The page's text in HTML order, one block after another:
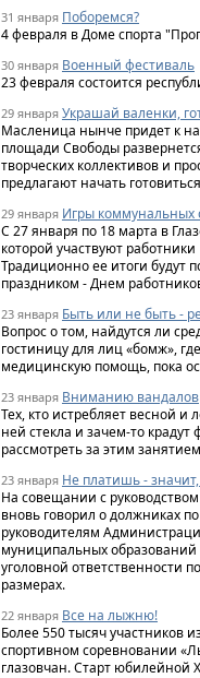
31 января Поборемся?
4 февраля в Доме спорта
30 января Военный фестиваль
23 февраля состоится
29 января Украшай валенки,
Масленица нынче придет к
площади Свободы
творческих коллективов и
предлагают начать
29 января Игры коммунальных
С 27 января по 18 марта в
которой участвуют
Традиционно ее итоги будут
праздником - Днем
23 января Быть или не быть -
Вопрос о том, найдутся ли
гостиницу для лиц «бомж»,
медицинскую помощь, пока
23 января Вниманию вандалов
Тех, кто истребляет весной и
ней стекла и зачем-то крадут
рассмотреть за этим
23 января Не платишь -
На совещании с
вновь говорил о должниках
руководителям
муниципальных образований
уголовной ответственности
размерах.
22 января Все на лыжню!
Более 550 тысяч участников
спортивном соревновании
глазовчан. Старт юбилейной